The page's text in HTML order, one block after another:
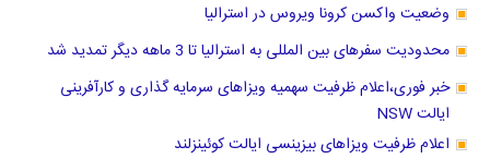
وضعیت واکسن کرونا ویروس در استرالیا
محدودیت سفرهای بین المللی به استرالیا تا 3 ماهه دیگر تمدید شد
خبر فوری،اعلام ظرفیت سهمیه ویزاهای سرمایه گذاری و کارآفرینی
ایالت NSW
اعلام ظرفیت ویزاهای بیزینسی ایالت کوئینزلند